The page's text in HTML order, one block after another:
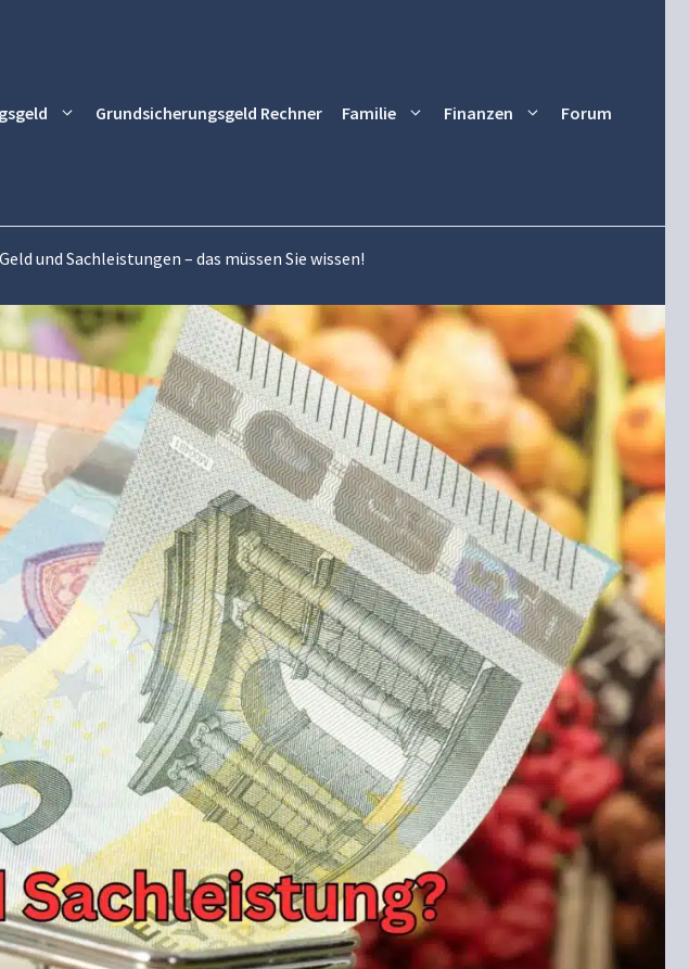
Grundsicherungsgeld Rechner Familie Finanzen Forum
und Sachleistungen – das müssen Sie wissen!